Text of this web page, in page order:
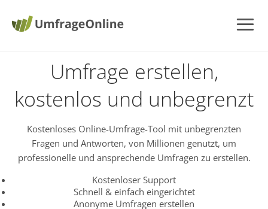
Umfrage erstellen,
kostenlos und unbegrenzt
Kostenloses Online-Umfrage-Tool mit unbegrenzten
Fragen und Antworten, von Millionen genutzt, um
professionelle und ansprechende Umfragen zu erstellen.
Kostenloser Support
Schnell & einfach eingerichtet
Anonyme Umfragen erstellen